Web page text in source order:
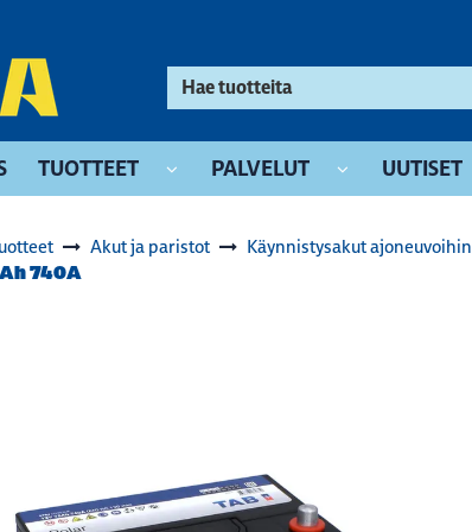
TUOTTEET PALVELUT UUTISET
Akut ja paristot Käynnistysakut ajoneuvoihin
740A